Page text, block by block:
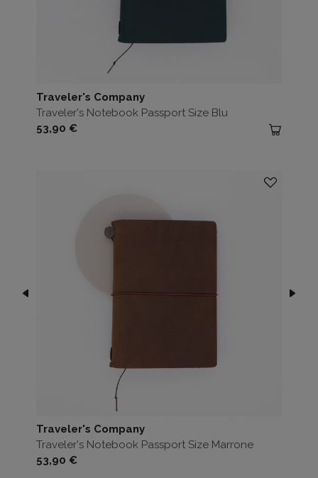
Traveler's Company
Traveler's Notebook Passport Size Blu
Prezzo
53,90 €
Traveler's Company
Traveler's Notebook Passport Size Marrone
Prezzo
53,90 €